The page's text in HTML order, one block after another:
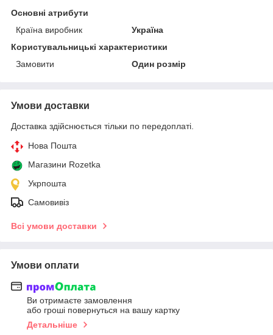
Основні атрибути
Країна виробник
Україна
Користувальницькі характеристики
Замовити
Один розмір
Умови доставки
Доставка здійснюється тільки по передоплаті.
Нова Пошта
Магазини Rozetka
Укрпошта
Самовивіз
Всі умови доставки
Умови оплати
Ви отримаєте замовлення
або гроші повернуться на вашу картку
Детальніше